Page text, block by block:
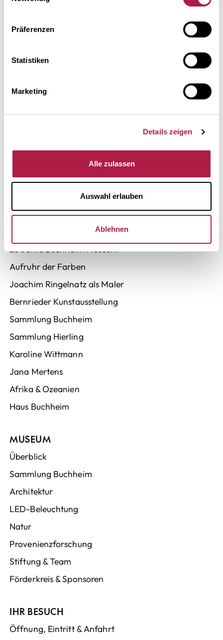
Präferenzen
Statistiken
Marketing
Details zeigen
Alle zulassen
Auswahl erlauben
Ablehnen
Home
Meldungen
Kalender
PDF-Jahresflyer 2026
AUSSTELLUNGEN
Aktuell, Vorschau & Archiv
25 Jahre Buchheim Museum
Aufruhr der Farben
Joachim Ringelnatz als Maler
Bernrieder Kunstausstellung
Sammlung Buchheim
Sammlung Hierling
Karoline Wittmann
Jana Mertens
Afrika & Ozeanien
Haus Buchheim
MUSEUM
Überblick
Sammlung Buchheim
Architektur
LED-Beleuchtung
Natur
Provenienzforschung
Stiftung & Team
Förderkreis & Sponsoren
IHR BESUCH
Öffnung, Eintritt & Anfahrt